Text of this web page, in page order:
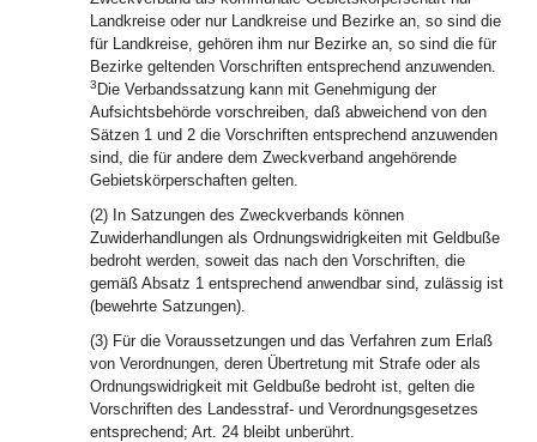
Landkreise oder nur Landkreise und Bezirke an, so sind die
für Landkreise, gehören ihm nur Bezirke an, so sind die für
Bezirke geltenden Vorschriften entsprechend anzuwenden.
3 Die Verbandssatzung kann mit Genehmigung der
Aufsichtsbehörde vorschreiben, daß abweichend von den
Sätzen 1 und 2 die Vorschriften entsprechend anzuwenden
sind, die für andere dem Zweckverband angehörende
Gebietskörperschaften gelten.
(2) In Satzungen des Zweckverbands können
Zuwiderhandlungen als Ordnungswidrigkeiten mit Geldbuße
bedroht werden, soweit das nach den Vorschriften, die
gemäß Absatz 1 entsprechend anwendbar sind, zulässig ist
(bewehrte Satzungen).
(3) Für die Voraussetzungen und das Verfahren zum Erlaß
von Verordnungen, deren Übertretung mit Strafe oder als
Ordnungswidrigkeit mit Geldbuße bedroht ist, gelten die
Vorschriften des Landesstraf- und Verordnungsgesetzes
entsprechend; Art. 24 bleibt unberührt.